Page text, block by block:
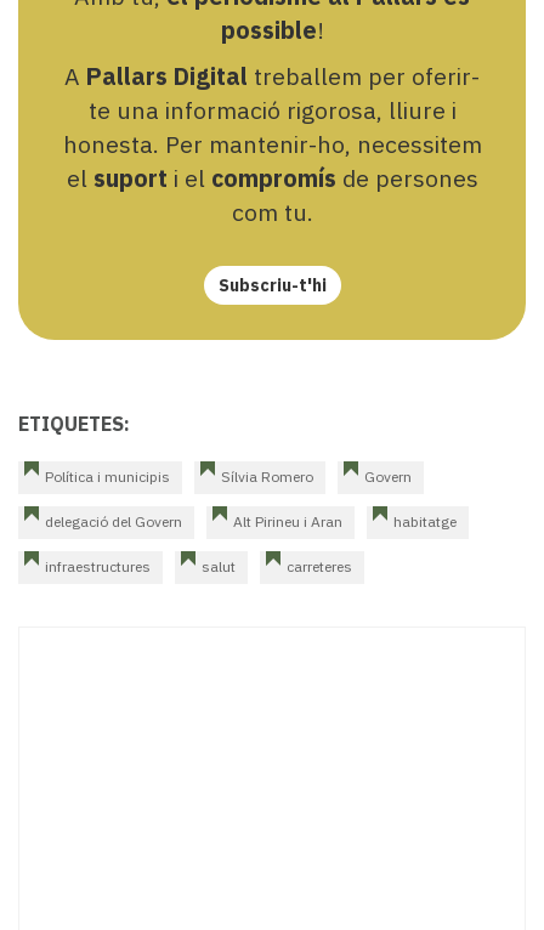
possible!
A Pallars Digital treballem per oferir-
te una informació rigorosa, lliure i
honesta. Per mantenir-ho, necessitem
el suport i el compromís de persones
com tu.
Subscriu-t'hi
ETIQUETES:
Política i municipis Sílvia Romero Govern
delegació del Govern Alt Pirineu i Aran habitatge
infraestructures salut carreteres